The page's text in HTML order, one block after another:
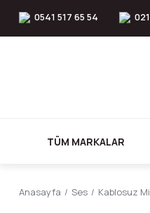
0541 517 65 54
TÜM MARKALAR
Anasayfa Ses Kablosuz